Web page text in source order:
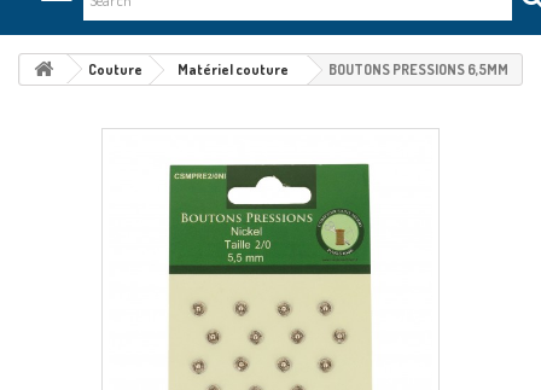
Couture Matériel couture BOUTONS PRESSIONS 6,5MM